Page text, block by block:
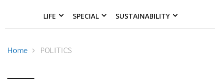
LIFE SPECIAL SUSTAINABILITY
Home POLITICS